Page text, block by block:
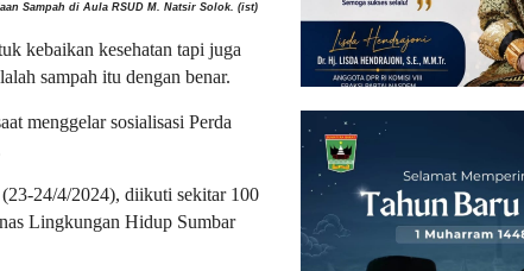
Sampah di Aula RSUD M. Natsir Solok. (ist)
kebaikan kesehatan tapi juga
sampah itu dengan benar.
menggelar sosialisasi Perda
24/4/2024), diikuti sekitar 100
Lingkungan Hidup Sumbar